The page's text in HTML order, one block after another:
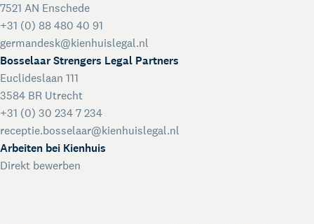
7521 AN Enschede
+31 (0) 88 480 40 91
germandesk@kienhuislegal.nl
Bosselaar Strengers Legal Partners
Euclideslaan 111
3584 BR Utrecht
+31 (0) 30 234 7 234
receptie.bosselaar@kienhuislegal.nl
Arbeiten bei Kienhuis
Direkt bewerben